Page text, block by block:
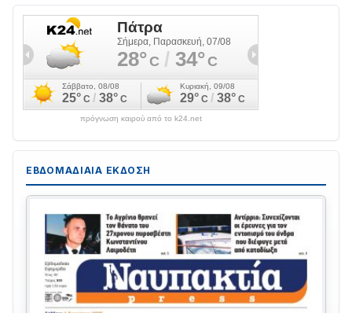
πρόγνωση καιρού από το k24.net